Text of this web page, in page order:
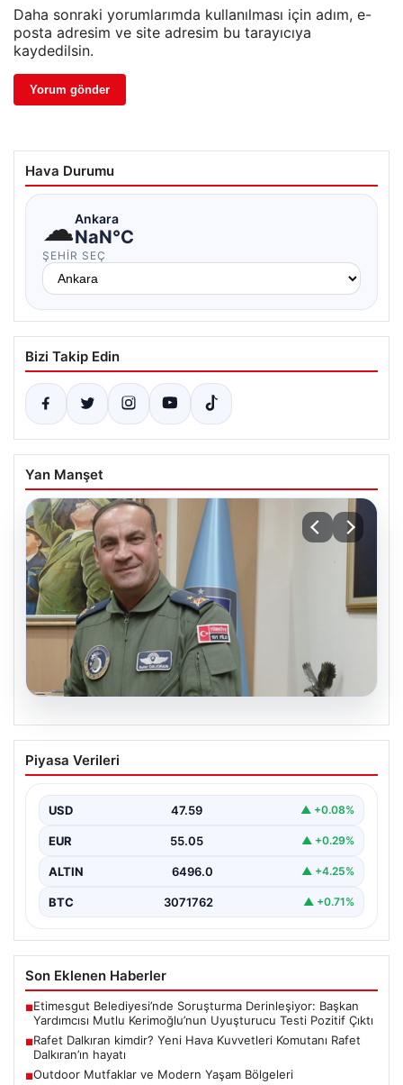
Daha sonraki yorumlarımda kullanılması için adım, e-
posta adresim ve site adresim bu tarayıcıya
kaydedilsin.
Hava Durumu
☁Ankara
NaN°C
ŞEHIR SEÇ
Bizi Takip Edin
Yan Manşet
Rafet Dalkıran kimdir? Yeni Hava
Kuvvetleri Komutanı Rafet Dalkıran’ın
Piyasa Verileri
USD 47.59 ▲ +0.08%
EUR 55.05 ▲ +0.29%
ALTIN 6496.0 ▲ +4.25%
BTC 3071762 ▲ +0.71%
Son Eklenen Haberler
■Etimesgut Belediyesi’nde Soruşturma Derinleşiyor: Başkan
Yardımcısı Mutlu Kerimoğlu’nun Uyuşturucu Testi Pozitif Çıktı
■Rafet Dalkıran kimdir? Yeni Hava Kuvvetleri Komutanı Rafet
Dalkıran’ın hayatı
■Outdoor Mutfaklar ve Modern Yaşam Bölgeleri